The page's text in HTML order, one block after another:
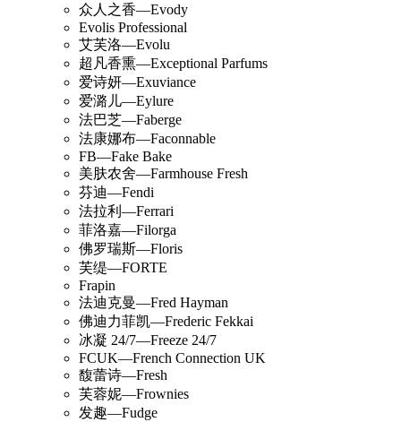
众人之香—Evody
Evolis Professional
艾芙洛—Evolu
超凡香熏—Exceptional Parfums
爱诗妍—Exuviance
爱潞儿—Eylure
法巴芝—Faberge
法康娜布—Faconnable
FB—Fake Bake
美肤农舍—Farmhouse Fresh
芬迪—Fendi
法拉利—Ferrari
菲洛嘉—Filorga
佛罗瑞斯—Floris
芙缇—FORTE
Frapin
法迪克曼—Fred Hayman
佛迪力菲凯—Frederic Fekkai
冰凝 24/7—Freeze 24/7
FCUK—French Connection UK
馥蕾诗—Fresh
芙蓉妮—Frownies
发趣—Fudge